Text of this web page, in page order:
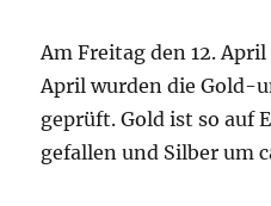
Am Freitag den 12.
April wurden die Gold-
geprüft. Gold ist so auf
gefallen und Silber um